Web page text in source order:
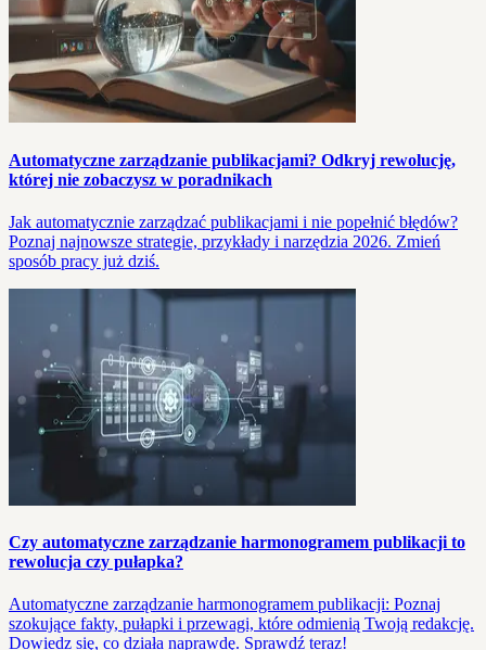
Automatyczne zarządzanie publikacjami? Odkryj rewolucję,
której nie zobaczysz w poradnikach
Jak automatycznie zarządzać publikacjami i nie popełnić błędów?
Poznaj najnowsze strategie, przykłady i narzędzia 2026. Zmień
sposób pracy już dziś.
Czy automatyczne zarządzanie harmonogramem publikacji to
rewolucja czy pułapka?
Automatyczne zarządzanie harmonogramem publikacji: Poznaj
szokujące fakty, pułapki i przewagi, które odmienią Twoją redakcję.
Dowiedz się, co działa naprawdę. Sprawdź teraz!